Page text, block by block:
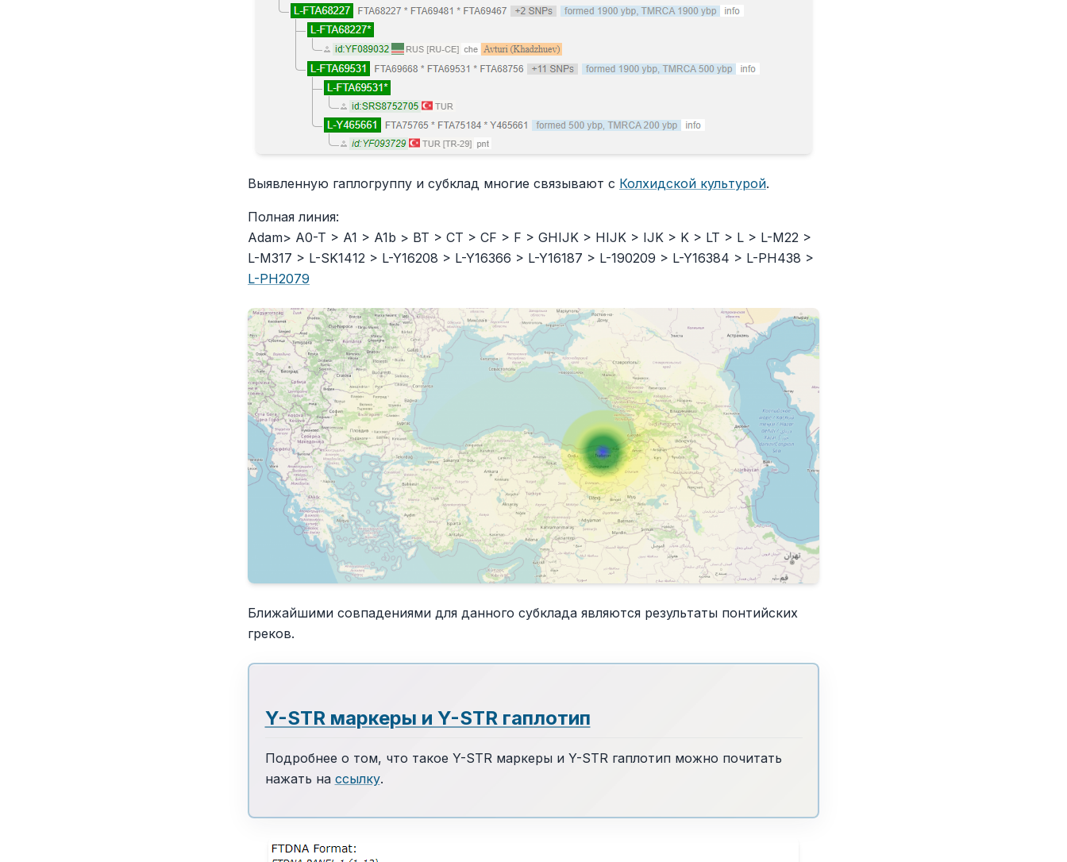
Выявленную гаплогруппу и субклад многие связывают с Колхидской культурой.
Полная линия:
Adam> A0-T > A1 > A1b > BT > CT > CF > F > GHIJK > HIJK > IJK > K > LT > L > L-M22 >
L-M317 > L-SK1412 > L-Y16208 > L-Y16366 > L-Y16187 > L-190209 > L-Y16384 > L-PH438 >
L-PH2079
Ближайшими совпадениями для данного субклада являются результаты понтийских
греков.
Y-STR маркеры и Y-STR гаплотип
Подробнее о том, что такое Y-STR маркеры и Y-STR гаплотип можно почитать
нажать на ссылку.